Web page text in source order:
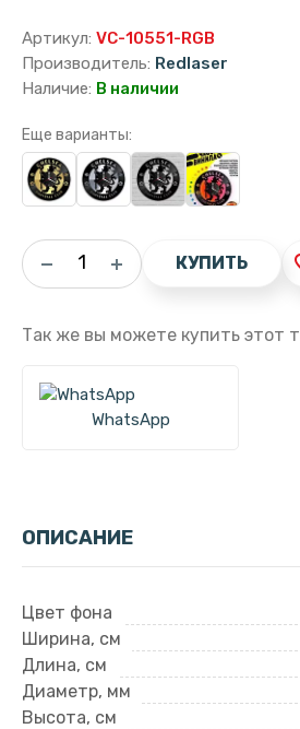
Артикул: VC-10551-RGB
Производитель: Redlaser
Наличие: В наличии
Еще варианты:
КУПИТЬ
Так же вы можете купить этот
WhatsApp
ОПИСАНИЕ
Цвет фона
Ширина, см
Длина, см
Диаметр, мм
Высота, см